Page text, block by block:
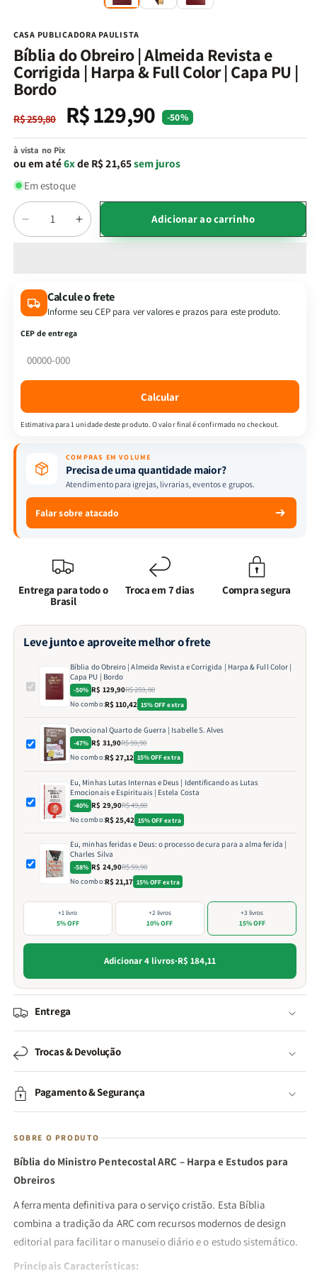
CASA PUBLICADORA PAULISTA
Bíblia do Obreiro | Almeida Revista e
Corrigida | Harpa & Full Color | Capa PU |
Bordo
Preço
normal
R$ 259,80
Preço
promocional
R$ 129,90 -50%
à vista no Pix
ou em até6xde R$ 21,65sem juros
Em estoque
Quantidade
Diminuir
a
do
Obreiro
|
Revista
Harpa
&amp;
Color
PU
|
Aumentar
a
do
Obreiro
Harpa
Color
|
PU
Adicionar ao carrinho
Calcule o frete
Informe seu CEP para ver valores e prazos para este produto.
CEP de entrega
Calcular
Estimativa para 1 unidade deste produto. O valor final é confirmado no checkout.
COMPRAS EM VOLUME
Precisa de uma quantidade maior?
Atendimento para igrejas, livrarias, eventos e grupos.
Falar sobre atacado
Entrega para todo o
Brasil
Troca em 7 dias Compra segura
Leve junto e aproveite melhor o frete
Bíblia do Obreiro | Almeida Revista e Corrigida | Harpa & Full Color |
Capa PU | Bordo
-50% R$ 129,90R$ 259,80
No combo:R$ 110,42 15% OFF extra
Devocional Quarto de Guerra | Isabelle S. Alves
-47% R$ 31,90R$ 59,90
No combo:R$ 27,12 15% OFF extra
Eu, Minhas Lutas Internas e Deus | Identificando as Lutas
Emocionais e Espirituais | Estela Costa
-40% R$ 29,90R$ 49,80
No combo:R$ 25,42 15% OFF extra
Eu, minhas feridas e Deus: o processo de cura para a alma ferida |
Charles Silva
-58% R$ 24,90R$ 59,90
No combo:R$ 21,17 15% OFF extra
+1 livro
5% OFF
+2 livros
10% OFF
+3 livros
15% OFF
Adicionar 4 livros·R$ 184,11
Entrega
Trocas & Devolução
Pagamento & Segurança
SOBRE O PRODUTO
Bíblia do Ministro Pentecostal ARC – Harpa e Estudos para
Obreiros
A ferramenta definitiva para o serviço cristão. Esta Bíblia
combina a tradição da ARC com recursos modernos de design
editorial para facilitar o manuseio diário e o estudo sistemático.
Principais Características: